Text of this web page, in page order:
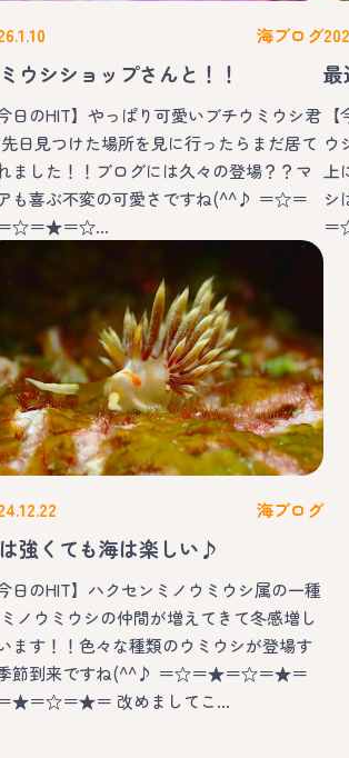
海ブログ
ウシショップさんと！！
今日のHIT】やっぱり可愛いブチウミウシ君
日見つけた場所を見に行ったらまだ居て
ました！！ブログには久々の登場？？マ
も喜ぶ不変の可愛さですね(^^♪ ＝☆＝
☆＝★＝☆…
ウ
上
シ
海ブログ
強くても海は楽しい♪
今日のHIT】ハクセンミノウミウシ属の一種
ノウミウシの仲間が増えてきて冬感増し
ます！！色々な種類のウミウシが登場す
節到来ですね(^^♪ ＝☆＝★＝☆＝★＝
★＝☆＝★＝ 改めましてこ…